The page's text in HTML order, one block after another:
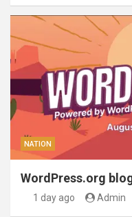
NATION
WordPress.org
1 day ago Admin